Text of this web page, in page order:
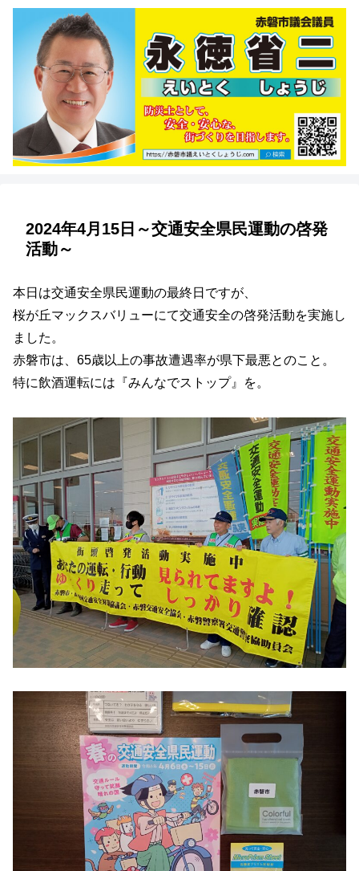
2024年4月15日～交通安全県民運動の啓発
活動～
本日は交通安全県民運動の最終日ですが、
桜が丘マックスバリューにて交通安全の啓発活動を実施し
ました。
赤磐市は、65歳以上の事故遭遇率が県下最悪とのこと。
特に飲酒運転には『みんなでストップ』を。